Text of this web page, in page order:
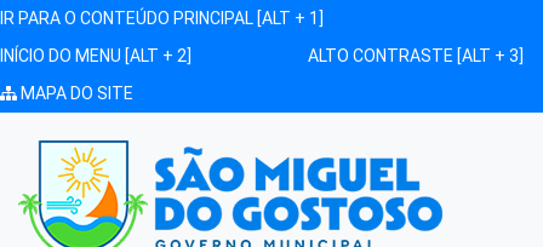
IR PARA O CONTEÚDO PRINCIPAL [ALT + 1]
INÍCIO DO MENU [ALT + 2]
ALTO CONTRASTE [ALT + 3]
MAPA DO SITE